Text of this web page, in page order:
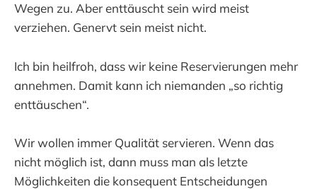
Wegen zu. Aber enttäuscht sein wird meist
verziehen. Genervt sein meist nicht.
Ich bin heilfroh, dass wir keine Reservierungen mehr
annehmen. Damit kann ich niemanden „so richtig
enttäuschen“.
Wir wollen immer Qualität servieren. Wenn das
nicht möglich ist, dann muss man als letzte
Möglichkeiten die konsequent Entscheidungen